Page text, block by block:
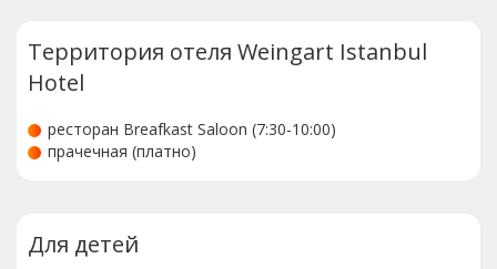
Территория отеля Weingart Istanbul
Hotel
ресторан Breafkast Saloon (7:30-10:00)
прачечная (платно)
Для детей